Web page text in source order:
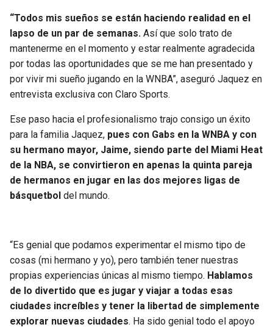
PACKERS
FALCONS
PANTHERS
SAINTS
TIMBERWOLVES
TRAIL BLAZERS
JAZZ
“Todos mis sueños se están haciendo realidad en el
lapso de un par de semanas. Así que solo trato de
mantenerme en el momento y estar realmente agradecida
por todas las oportunidades que se me han presentado y
por vivir mi sueño jugando en la WNBA”, aseguró Jaquez en
entrevista exclusiva con Claro Sports.
Ese paso hacia el profesionalismo trajo consigo un éxito
para la familia Jaquez, pues con Gabs en la WNBA y con
su hermano mayor, Jaime, siendo parte del Miami Heat
de la NBA, se convirtieron en apenas la quinta pareja
de hermanos en jugar en las dos mejores ligas de
básquetbol del mundo.
“Es genial que podamos experimentar el mismo tipo de
cosas (mi hermano y yo), pero también tener nuestras
propias experiencias únicas al mismo tiempo. Hablamos
de lo divertido que es jugar y viajar a todas esas
ciudades increíbles y tener la libertad de simplemente
explorar nuevas ciudades. Ha sido genial todo el apoyo